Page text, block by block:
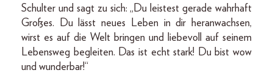
Schulter und sagt zu sich: „Du leistest gerade wahrhaft
Großes. Du lässt neues Leben in dir heranwachsen,
wirst es auf die Welt bringen und liebevoll auf seinem
Lebensweg begleiten. Das ist echt stark! Du bist wow
und wunderbar!“